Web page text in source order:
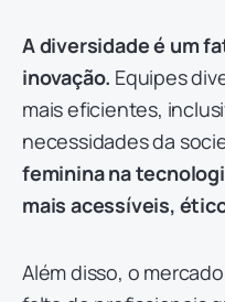
A diversidade é um
inovação. Equipes
mais eficientes,
necessidades da
feminina na
mais acessíveis,
Além disso, o